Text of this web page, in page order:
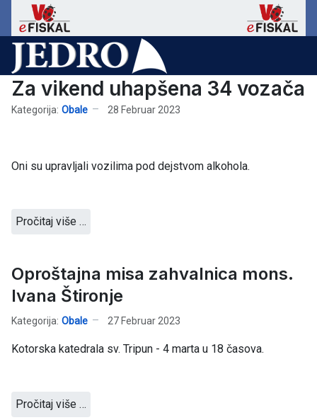
Za vikend uhapšena 34 vozača
Kategorija: Obale 28 Februar 2023
Oni su upravljali vozilima pod dejstvom alkohola.
Pročitaj više …
Oproštajna misa zahvalnica mons.
Ivana Štironje
Kategorija: Obale 27 Februar 2023
Kotorska katedrala sv. Tripun - 4 marta u 18 časova.
Pročitaj više …